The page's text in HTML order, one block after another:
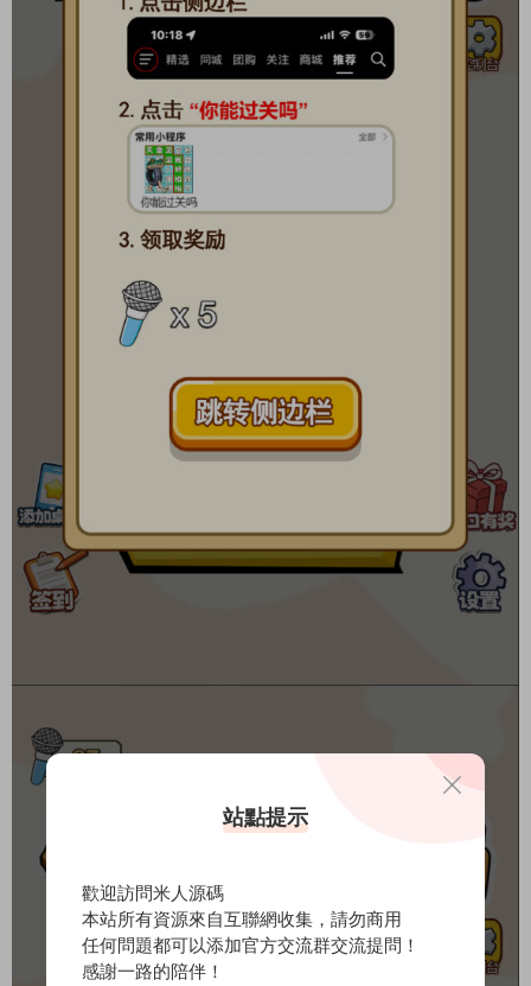
站點提示
歡迎訪問米人源碼
本站所有資源來自互聯網收集，請勿商用
任何問題都可以添加官方交流群交流提問！
感謝一路的陪伴！